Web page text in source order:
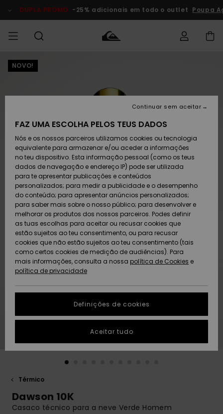
do
DUPLA PROMO -25% adicionais em todo o outlet Poupa
HOMEM
Calçado e
chinelos
Surfe/água
Snow
Artigos
recém-
chegados
Coleções
MENINO
Calçado e
chinelos
Surfe/água
Neve
Artigos
recém-
chegados
Highlights
MULHER
chegados
Highlights
Snow
SURF
Crianças
Highlights
Community
SNOW
Homem
Artigos
Criança
Snow Shop
Feminino
Highlights
Community
DUPLA
PROMO
Criança
Outlet
Mulher
AJUDA
Devoluções
Pagamento
Cartão
presente
Quiksilver
Freedom
Protecção de
dados
Guia de
tamanhos
conversa para
obteres a
resposta mais
SUSTAINABILITY
PRESENTE
DESEJO
NOVO!
Térmico
Dawson 10K
Casaco técnico para a neve Verde Homem
FAZ UMA ESCOLHA PELOS TEUS DADOS
Nós e os nossos parceiros utilizamos cookies ou tecnologia
equivalente para armazenar e/ou aceder a informações
no teu dispositivo. Esta informação pessoal (como os teus
dados de navegação e endereço IP) pode ser utilizada
para te apresentar publicações e conteúdos
personalizados; para medir a publicidade e o desempenho
do conteúdo; para apresentar anúncios personalizados;
para saber mais sobre o nosso público; para desenvolver e
melhorar os produtos dos nossos parceiros. Podes definir
as tuas escolhas para aceitar ou recusar cookies que
estão sujeitos ao teu consentimento, ou para recusar
cookies que não estão sujeitos ao teu consentimento (tais
como certos cookies de medição de audiências). Para
mais informações, consulta a nossa política de Cookies e
política de privacidade
Definições de cookies
Continuar sem aceitar
Aceitar tudo